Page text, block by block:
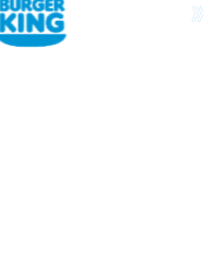
next